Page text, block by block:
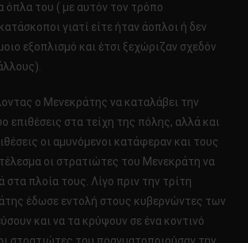
όπλα του ( με αυτόν τον τρόπο
γιατί είτε ήταν άοπλοι ή δεν
εξοπλισμό και έτσι ξεχώριζαν σχεδόν
ο Μενεκράτης να καταλάβει την
επιθέσεις στα τείχη της πόλης, αλλά και
οι αμυνόμενοι κατάφεραν και τους
οι στρατιώτες του Μενεκράτη να
πλοία τους. Λίγο πριν την τρίτη
έδωσε εντολή στους κυβερνώντες των
και να τα κρύψουν σε ένα κοντινό